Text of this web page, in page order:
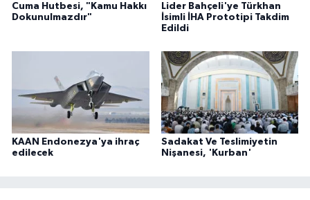
Cuma Hutbesi, "Kamu Hakkı
Dokunulmazdır"
Lider Bahçeli'ye Türkhan
İsimli İHA Prototipi Takdim
Edildi
KAAN Endonezya'ya ihraç
edilecek
Sadakat Ve Teslimiyetin
Nişanesi, 'Kurban'